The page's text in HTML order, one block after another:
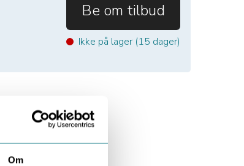
Om
Be om tilbud
Ikke på lager (15 dager)